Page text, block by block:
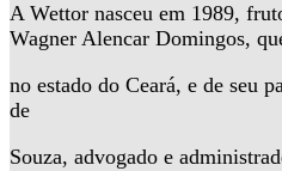
A Wettor nasceu em 1989,
Wagner Alencar Domingos,
no estado do Ceará, e de seu
de
Souza, advogado e